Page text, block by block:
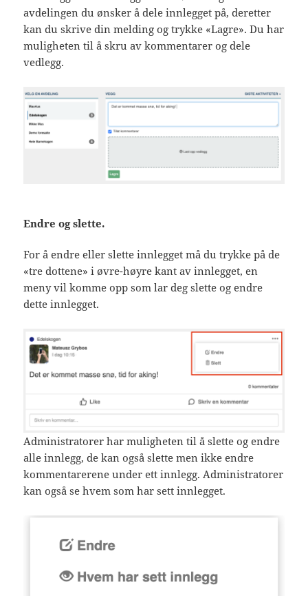
avdelingen du ønsker å dele innlegget på, deretter
kan du skrive din melding og trykke «Lagre». Du har
muligheten til å skru av kommentarer og dele
vedlegg.
Endre og slette.
For å endre eller slette innlegget må du trykke på de
«tre dottene» i øvre-høyre kant av innlegget, en
meny vil komme opp som lar deg slette og endre
dette innlegget.
Administratorer har muligheten til å slette og endre
alle innlegg, de kan også slette men ikke endre
kommentarerene under ett innlegg. Administratorer
kan også se hvem som har sett innlegget.